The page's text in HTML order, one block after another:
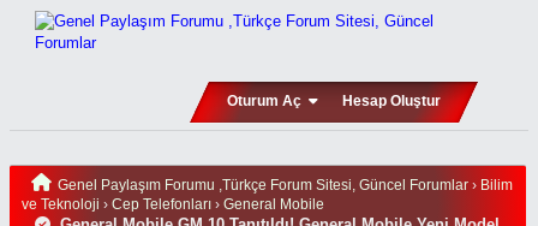
Oturum Aç Hesap Oluştur
Genel Paylaşım Forumu ,Türkçe Forum Sitesi, Güncel Forumlar › Bilim
ve Teknoloji › Cep Telefonları › General Mobile